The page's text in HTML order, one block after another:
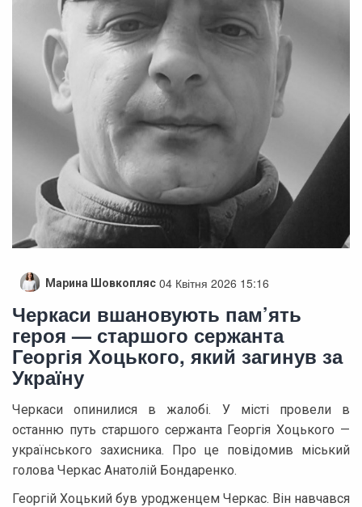
Марина Шовкопляс 04 Квітня 2026 15:16
Черкаси вшановують пам’ять
героя — старшого сержанта
Георгія Хоцького, який загинув за
Україну
Черкаси опинилися в жалобі. У місті провели в
останню путь старшого сержанта Георгія Хоцького —
українського захисника. Про це повідомив міський
голова Черкас Анатолій Бондаренко.
Георгій Хоцький був уродженцем Черкас. Він навчався